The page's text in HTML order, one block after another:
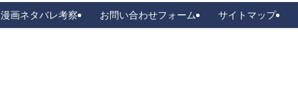
漫画ネタバレ考察 お問い合わせフォーム サイトマップ